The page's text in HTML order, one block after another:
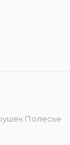
Полесье